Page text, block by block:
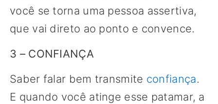
você se torna uma pessoa assertiva,
que vai direto ao ponto e convence.
3 – CONFIANÇA
Saber falar bem transmite confiança.
E quando você atinge esse patamar, a